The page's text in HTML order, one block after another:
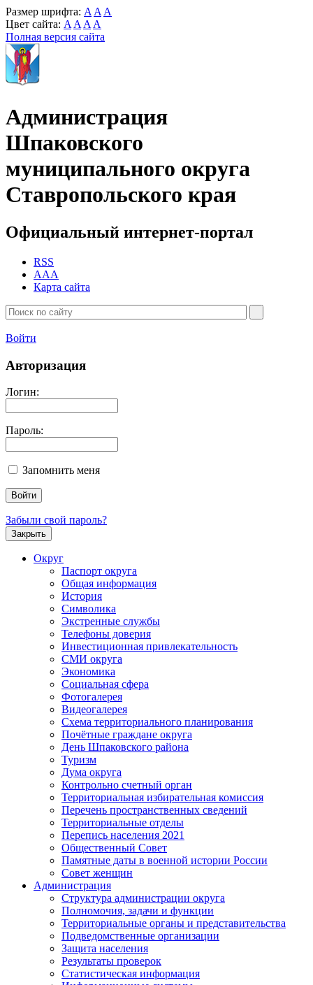
Размер шрифта: A A A
Цвет сайта: A A A A
Полная версия сайта
Администрация
Шпаковского
муниципального округа
Ставропольского края
Официальный интернет-портал
RSS
AAA
Карта сайта
Войти
Авторизация
Логин:
Пароль:
Запомнить меня
Забыли свой пароль?
Закрыть
Округ
Паспорт округа
Общая информация
История
Символика
Экстренные службы
Телефоны доверия
Инвестиционная привлекательность
СМИ округа
Экономика
Социальная сфера
Фотогалерея
Видеогалерея
Схема территориального планирования
Почётные граждане округа
День Шпаковского района
Туризм
Дума округа
Контрольно счетный орган
Территориальная избирательная комиссия
Перечень пространственных сведений
Территориальные отделы
Перепись населения 2021
Общественный Совет
Памятные даты в военной истории России
Совет женщин
Администрация
Структура администрации округа
Полномочия, задачи и функции
Территориальные органы и представительства
Подведомственные организации
Защита населения
Результаты проверок
Статистическая информация